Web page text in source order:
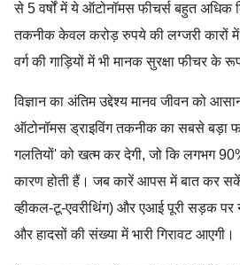
से 5 वर्षों में ये ऑटोनॉमस फीचर्स बहुत
तकनीक केवल करोड़ रुपये की लग्जरी कारों में
वर्ग की गाड़ियों में भी मानक सुरक्षा फीचर के
विज्ञान का अंतिम उद्देश्य मानव जीवन को
ऑटोनॉमस ड्राइविंग तकनीक का सबसे बड़ा
गलतियों' को खत्म कर देगी, जो कि लगभग
कारण होती हैं। जब कारें आपस में बात कर
व्हीकल-टू-एवरीथिंग) और एआई पूरी सड़क
और हादसों की संख्या में भारी गिरावट आएगी।